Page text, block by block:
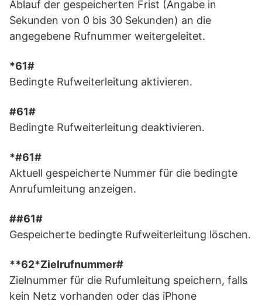
Ablauf der gespeicherten Frist (Angabe in
Sekunden von 0 bis 30 Sekunden) an die
angegebene Rufnummer weitergeleitet.
*61#
Bedingte Rufweiterleitung aktivieren.
#61#
Bedingte Rufweiterleitung deaktivieren.
*#61#
Aktuell gespeicherte Nummer für die bedingte
Anrufumleitung anzeigen.
##61#
Gespeicherte bedingte Rufweiterleitung löschen.
**62*Zielrufnummer#
Zielnummer für die Rufumleitung speichern, falls
kein Netz vorhanden oder das iPhone